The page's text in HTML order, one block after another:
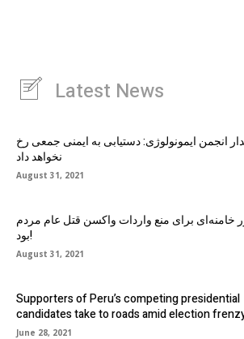
Latest News
انجمن ایمونولوژی: دستیابی به ایمنی جمعی رخ
نخواهد داد
August 31, 2021
خامنه‌ای برای منع واردات واکسن قتل عام مردم
بود!
August 31, 2021
Supporters of Peru’s competing presidential
candidates take to roads amid election
June 28, 2021